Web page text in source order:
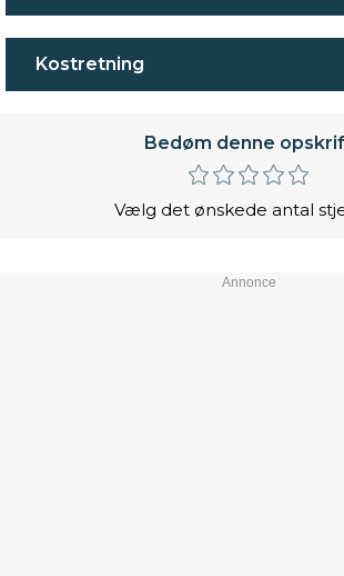
Kostretning
Bedøm denne
Vælg det ønskede antal